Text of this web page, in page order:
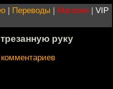
| Переводы | Магазин | VIP
руку